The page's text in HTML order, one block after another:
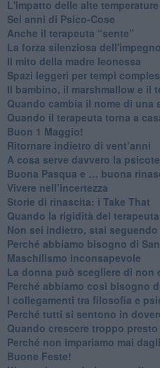
​L'impatto delle alte temperature
Sei anni di Psico-Cose
​Anche il terapeuta “sente”
​La forza silenziosa dell'impegno
​Il mito della madre leonessa
Spazi leggeri per tempi
Il bambino, il marshmallow e il
​Quando cambia il nome di una
​Quando il terapeuta torna a
​Buon 1 Maggio!
Ritornare indietro di vent’anni
​A cosa serve davvero la
​Buona Pasqua e … buona
​Vivere nell’incertezza
​Storie di rinascita: i Take That
​Quando la rigidità del
​Non sei indietro, stai
​Perché abbiamo bisogno di
​Maschilismo inconsapevole
​La donna può scegliere di non
​Perché abbiamo così bisogno
​I collegamenti tra filosofia e
​Perché tutti si sentono in
​Quando crescere troppo
​Perché non impariamo mai
​Buone Feste!